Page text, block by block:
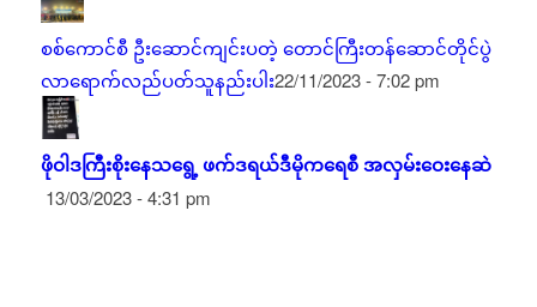
စစ်ကောင်စီ ဦးဆောင်ကျင်းပတဲ့ တောင်ကြီးတန်ဆောင်တိုင်ပွဲ
လာရောက်လည်ပတ်သူနည်းပါး22/11/2023 - 7:02 pm
ဖိုဝါဒကြီးစိုးနေသရွေ့ ဖက်ဒရယ်ဒီမိုကရေစီ အလှမ်းဝေးနေဆဲ
13/03/2023 - 4:31 pm